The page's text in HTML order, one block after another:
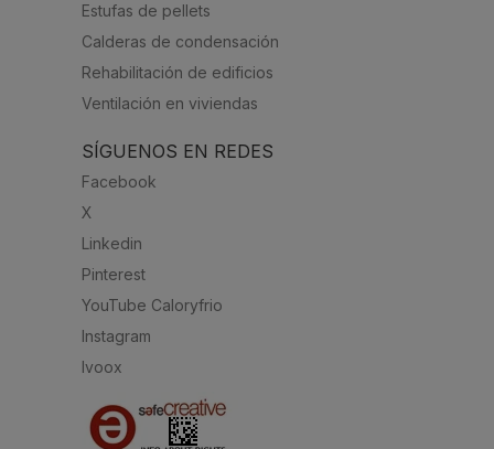
Estufas de pellets
Calderas de condensación
Rehabilitación de edificios
Ventilación en viviendas
SÍGUENOS EN REDES
Facebook
X
Linkedin
Pinterest
YouTube Caloryfrio
Instagram
Ivoox